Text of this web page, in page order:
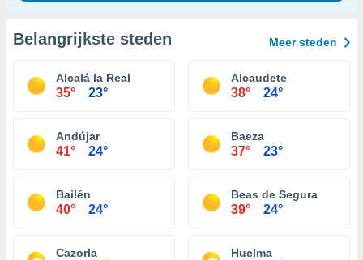
Belangrijkste steden Meer steden
Alcalá la Real
35° 23°
Alcaudete
38° 24°
Andújar
41° 24°
Baeza
37° 23°
Bailén
40° 24°
Beas de Segura
39° 24°
Cazorla Huelma